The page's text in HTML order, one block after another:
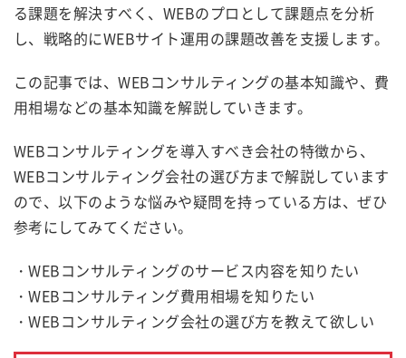
る課題を解決すべく、WEBのプロとして課題点を分析
し、戦略的にWEBサイト運用の課題改善を支援します。
この記事では、WEBコンサルティングの基本知識や、費
用相場などの基本知識を解説していきます。
WEBコンサルティングを導入すべき会社の特徴から、
WEBコンサルティング会社の選び方まで解説しています
ので、以下のような悩みや疑問を持っている方は、ぜひ
参考にしてみてください。
・WEBコンサルティングのサービス内容を知りたい
・WEBコンサルティング費用相場を知りたい
・WEBコンサルティング会社の選び方を教えて欲しい